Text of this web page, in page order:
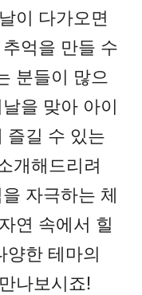
이 다가오면
억을 만들 수
분들이 많으
을 맞아 아이
즐길 수 있는
개해드리려
자극하는 체
연 속에서 힐
양한 테마의
나보시죠!